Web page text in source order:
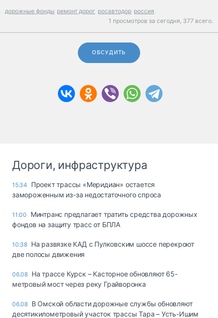
дорожные фонды ремонт дорог росавтодор россия
1 просмотров за сегодня, 377 всего.
ОБСУДИТЬ
Дороги, инфраструктура
15:34
Проект трассы «Меридиан» остается
замороженным из-за недостаточного спроса
11:00
Минтранс предлагает тратить средства дорожных
фондов на защиту трасс от БПЛА
10:38 На развязке КАД с Пулковским шоссе перекроют
две полосы движения
06.08 На трассе Курск – Касторное обновляют 65-
метровый мост через реку Грайворонка
06.08 В Омской области дорожные службы обновляют
десятикилометровый участок трассы Тара – Усть-Ишим